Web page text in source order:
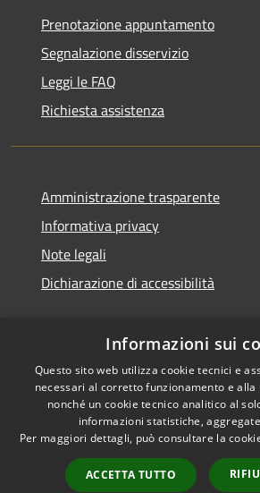
Prenotazione appuntamento
Segnalazione disservizio
Leggi le FAQ
Richiesta assistenza
Amministrazione trasparente
Informativa privacy
Note legali
Dichiarazione di accessibilità
RSS
Accessibilità
by
Informazioni sui
Questo sito web utilizza cookie tecnici e
necessari al corretto funzionamento e alla
nonché un cookie tecnico analitico al
informazioni statistiche,
Per maggiori dettagli, può consultare la
ACCETTA TUTTO